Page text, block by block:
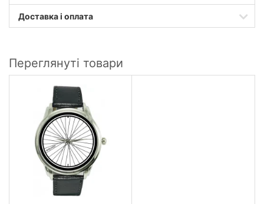
Доставка і оплата
Переглянуті товари